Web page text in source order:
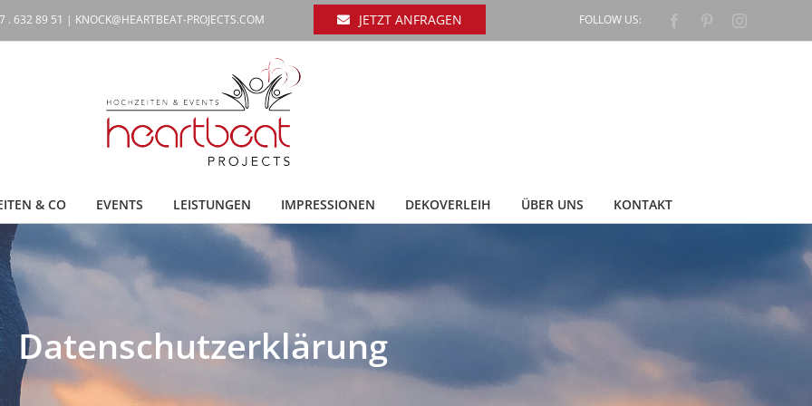
. 632 89 51 | KNOCK@HEARTBEAT-PROJECTS.COM JETZT ANFRAGEN FOLLOW US: FacebookPinterestInstagram
& CO EVENTS LEISTUNGEN IMPRESSIONEN DEKOVERLEIH ÜBER UNS KONTAKT
Datenschutzerklärung